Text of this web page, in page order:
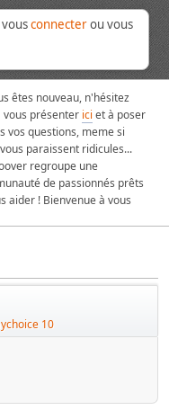
vousconnecterou vous
êtes nouveau, n'hésitez
vous présenter ici et à poser
vos questions, meme si
paraissent ridicules...
regroupe une
de passionnés prêts
aider ! Bienvenue à vous
10